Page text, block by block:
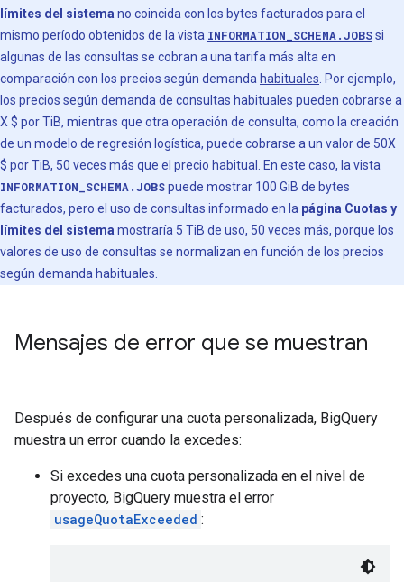
límites del sistema no coincida con los bytes facturados para el
mismo período obtenidos de la vista INFORMATION_SCHEMA.JOBSsi
algunas de las consultas se cobran a una tarifa más alta en
comparación con los precios según demanda habituales . Por ejemplo,
los precios según demanda de consultas habituales pueden cobrarse a
X $ por TiB, mientras que otra operación de consulta, como la creación
de un modelo de regresión logística, puede cobrarse a un valor de 50X
$ por TiB, 50 veces más que el precio habitual. En este caso, la vista
INFORMATION_SCHEMA.JOBSpuede mostrar 100 GiB de bytes
facturados, pero el uso de consultas informado en la página Cuotas y
límites del sistema mostraría 5 TiB de uso, 50 veces más, porque los
valores de uso de consultas se normalizan en función de los precios
según demanda habituales.
Mensajes de error que se muestran
Después de configurar una cuota personalizada, BigQuery
muestra un error cuando la excedes:
Si excedes una cuota personalizada en el nivel de
proyecto, BigQuery muestra el error
usageQuotaExceeded :